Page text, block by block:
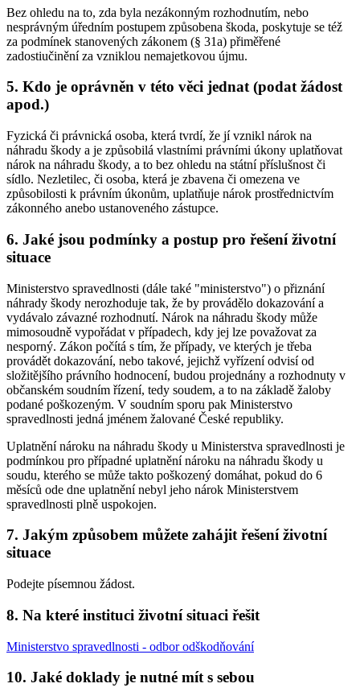
Bez ohledu na to, zda byla nezákonným rozhodnutím, nebo
nesprávným úředním postupem způsobena škoda, poskytuje se též
za podmínek stanovených zákonem (§ 31a) přiměřené
zadostiučinění za vzniklou nemajetkovou újmu.
5. Kdo je oprávněn v této věci jednat (podat žádost
apod.)
Fyzická či právnická osoba, která tvrdí, že jí vznikl nárok na
náhradu škody a je způsobilá vlastními právními úkony uplatňovat
nárok na náhradu škody, a to bez ohledu na státní příslušnost či
sídlo. Nezletilec, či osoba, která je zbavena či omezena ve
způsobilosti k právním úkonům, uplatňuje nárok prostřednictvím
zákonného anebo ustanoveného zástupce.
6. Jaké jsou podmínky a postup pro řešení životní
situace
Ministerstvo spravedlnosti (dále také "ministerstvo") o přiznání
náhrady škody nerozhoduje tak, že by provádělo dokazování a
vydávalo závazné rozhodnutí. Nárok na náhradu škody může
mimosoudně vypořádat v případech, kdy jej lze považovat za
nesporný. Zákon počítá s tím, že případy, ve kterých je třeba
provádět dokazování, nebo takové, jejichž vyřízení odvisí od
složitějšího právního hodnocení, budou projednány a rozhodnuty v
občanském soudním řízení, tedy soudem, a to na základě žaloby
podané poškozeným. V soudním sporu pak Ministerstvo
spravedlnosti jedná jménem žalované České republiky.
Uplatnění nároku na náhradu škody u Ministerstva spravedlnosti je
podmínkou pro případné uplatnění nároku na náhradu škody u
soudu, kterého se může takto poškozený domáhat, pokud do 6
měsíců ode dne uplatnění nebyl jeho nárok Ministerstvem
spravedlnosti plně uspokojen.
7. Jakým způsobem můžete zahájit řešení životní
situace
Podejte písemnou žádost.
8. Na které instituci životní situaci řešit
Ministerstvo spravedlnosti - odbor odškodňování
10. Jaké doklady je nutné mít s sebou